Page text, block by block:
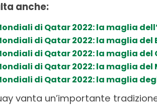
anche:
di Qatar 2022: la maglia
di Qatar 2022: la maglia del
di Qatar 2022: la maglia del
di Qatar 2022: la maglia del
di Qatar 2022: la maglia
vanta un’importante